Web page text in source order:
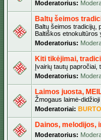
Moderatorius:
Baltų šeimos
Baltų šeimos tradicijų,
Baltiškos etnokultūros
Moderatorius:
Kiti tikėjimai,
Įvairių tautų papročiai,
Moderatorius:
Laimos juosta,
Žmogaus laimė-didžioji
Moderatoriai:
Dainos, melodijos,
Moderatorius: